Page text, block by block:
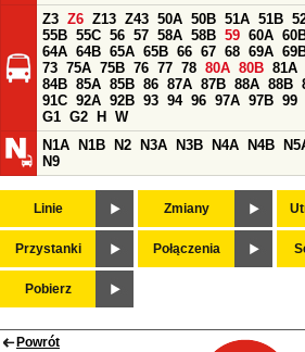
Z3 Z6 Z13 Z43 50A 50B 51A 51B
55B 55C 56 57 58A 58B 59 60A
64A 64B 65A 65B 66 67 68 69A
73 75A 75B 76 77 78 80A 80B 81A
84B 85A 85B 86 87A 87B 88A 88B
91C 92A 92B 93 94 96 97A 97B 99
G1 G2 H
W
N1A
N1B N2 N3A N3B N4A N4B
N9
Linie Zmiany
Przystanki Połączenia
Pobierz
Powrót